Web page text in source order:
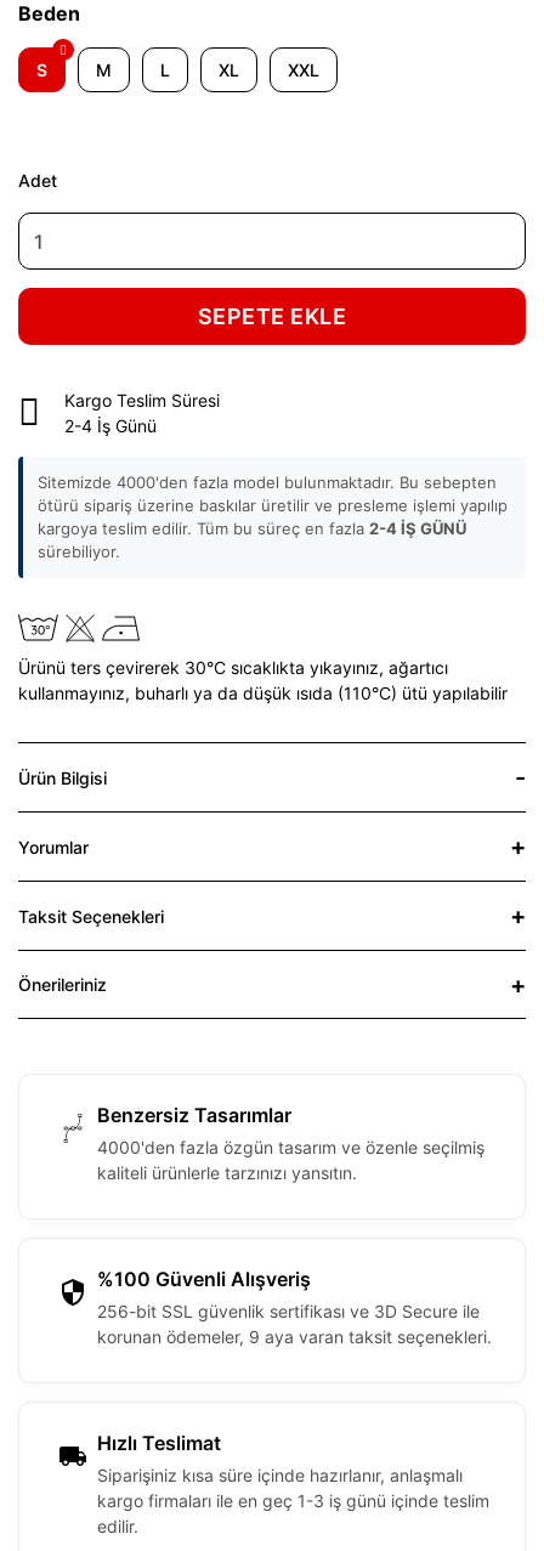
Beden
S M L XL XXL
Adet
SEPETE EKLE
Kargo Teslim Süresi
2-4 İş Günü
Sitemizde 4000'den fazla model bulunmaktadır. Bu sebepten
ötürü sipariş üzerine baskılar üretilir ve presleme işlemi yapılıp
kargoya teslim edilir. Tüm bu süreç en fazla 2-4 İŞ GÜNÜ
sürebiliyor.
Ürünü ters çevirerek 30°C sıcaklıkta yıkayınız, ağartıcı
kullanmayınız, buharlı ya da düşük ısıda (110°C) ütü yapılabilir
Ürün Bilgisi
Yorumlar
Taksit Seçenekleri
Önerileriniz
Benzersiz Tasarımlar
4000'den fazla özgün tasarım ve özenle seçilmiş
kaliteli ürünlerle tarzınızı yansıtın.
%100 Güvenli Alışveriş
256-bit SSL güvenlik sertifikası ve 3D Secure ile
korunan ödemeler, 9 aya varan taksit seçenekleri.
Hızlı Teslimat
Siparişiniz kısa süre içinde hazırlanır, anlaşmalı
kargo firmaları ile en geç 1-3 iş günü içinde teslim
edilir.